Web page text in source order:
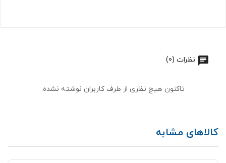
نظرات (0)
تاکنون هیچ نظری از طرف کاربران نوشته نشده.
کالاهای مشابه